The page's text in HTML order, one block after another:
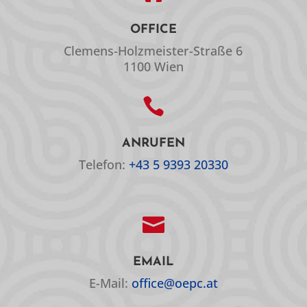
OFFICE
Clemens-Holzmeister-Straße 6
1100 Wien

ANRUFEN
Telefon: +43 5 9393 20330

EMAIL
E-Mail: office@oepc.at